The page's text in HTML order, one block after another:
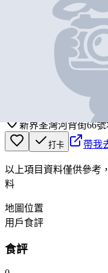
家裕新鮮食
KA YUE FRESH FOOD
新界荃灣河背街66
打卡 帶我
以上項目資料僅供參考
料
地圖位置
用戶食評
食評